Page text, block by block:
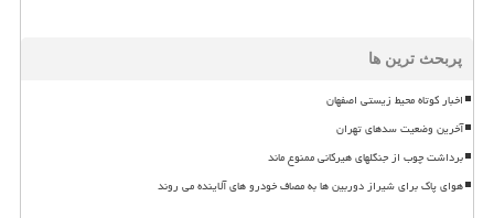
پربحث ترین ها
اخبار کوتاه محیط زیستی اصفهان
آخرین وضعیت سدهای تهران
برداشت چوب از جنگلهای هیرکانی ممنوع ماند
هوای پاک برای شیراز دوربین ها به مصاف خودرو های آلاینده می روند